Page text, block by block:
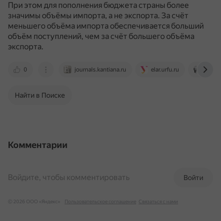
При этом для пополнения бюджета страны более
значимы объёмы импорта, а не экспорта. За счёт
меньшего объёма импорта обеспечивается больший
объём поступлений, чем за счёт большего объёма
экспорта.
0 journals.kantiana.ru elar.urfu.ru
Найти в Поиске
Комментарии
Войти
Войдите, чтобы комментировать
© 2026 ООО «Яндекс» Пользовательское соглашение Связаться с нами